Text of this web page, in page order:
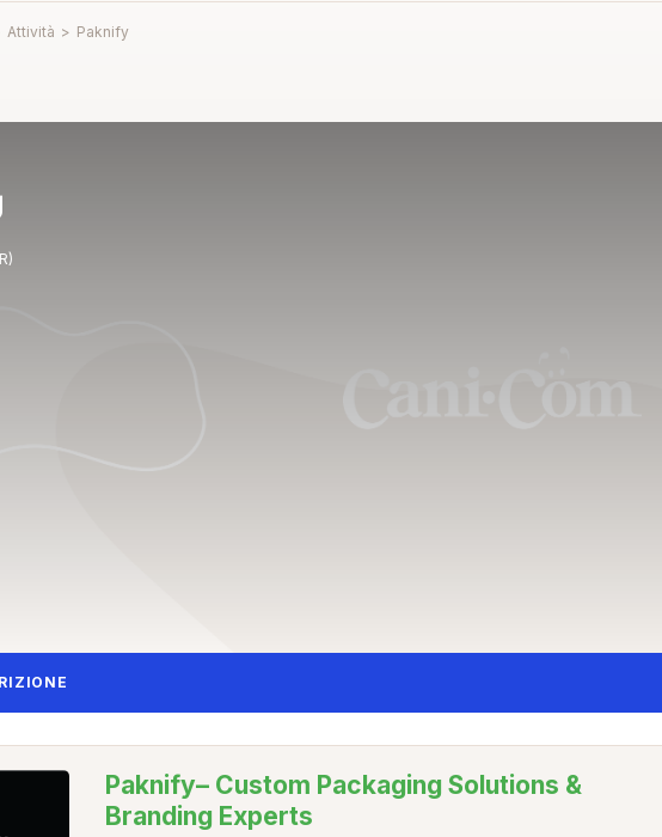
Attività > Paknify
Paknify– Custom Packaging Solutions &
Branding Experts